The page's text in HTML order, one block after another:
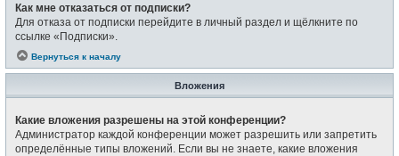
Как мне отказаться от подписки?
Для отказа от подписки перейдите в личный раздел и щёлкните по
ссылке «Подписки».
Вернуться к началу
Вложения
Какие вложения разрешены на этой конференции?
Администратор каждой конференции может разрешить или запретить
определённые типы вложений. Если вы не знаете, какие вложения